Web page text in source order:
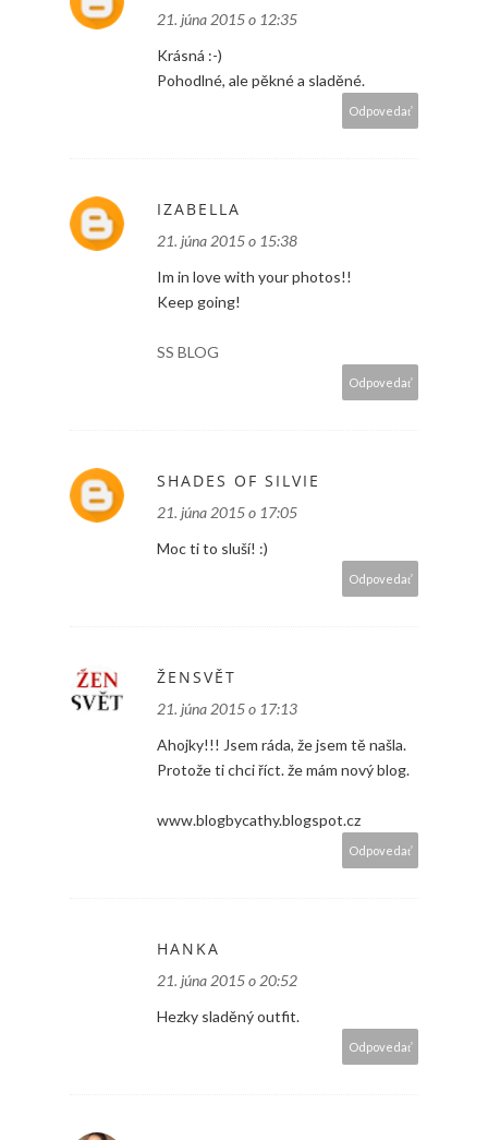
21. júna 2015 o 12:35
Krásná :-)
Pohodlné, ale pěkné a sladěné.
Odpovedať
IZABELLA
21. júna 2015 o 15:38
Im in love with your photos!!
Keep going!
SS BLOG
Odpovedať
SHADES OF SILVIE
21. júna 2015 o 17:05
Moc ti to sluší! :)
Odpovedať
ŽENSVĚT
21. júna 2015 o 17:13
Ahojky!!! Jsem ráda, že jsem tě našla.
Protože ti chci říct. že mám nový blog.
www.blogbycathy.blogspot.cz
Odpovedať
HANKA
21. júna 2015 o 20:52
Hezky sladěný outfit.
Odpovedať